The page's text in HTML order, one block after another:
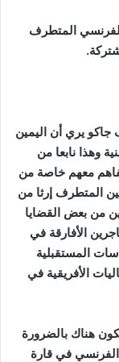
المتطرف
جاكو يري أن اليمين
وهذا نابعا من
معهم خاصة من
المتطرف إرثا من
من بعض القضايا
الأفارقة في
المستقبلية
الأفريقية في
هناك بالضرورة
في قارة